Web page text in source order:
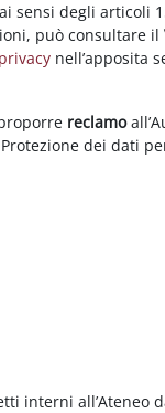
sensi degli articoli
può consultare il
nell’apposita
reclamo
dei dati
interni all’Ateneo